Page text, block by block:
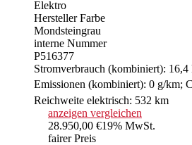
Elektro
Hersteller Farbe
Mondsteingrau
interne Nummer
P516377
Stromverbrauch (kombiniert): 16,4
Emissionen (kombiniert): 0 g/km;
Reichweite elektrisch: 532 km
anzeigen vergleichen
28.950,00 €19% MwSt.
fairer Preis